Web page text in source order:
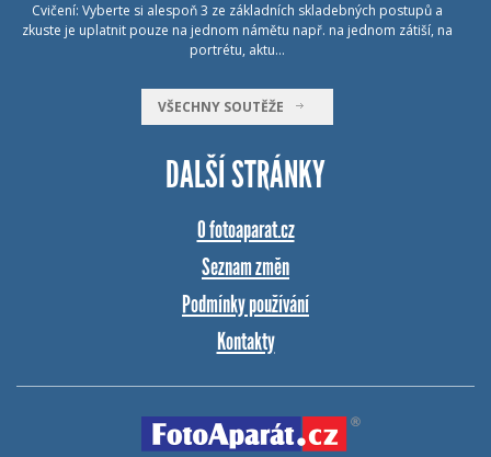
Cvičení: Vyberte si alespoň 3 ze základních skladebných postupů a
zkuste je uplatnit pouze na jednom námětu např. na jednom zátiší, na
portrétu, aktu…
VŠECHNY SOUTĚŽE
DALŠÍ STRÁNKY
O fotoaparat.cz
Seznam změn
Podmínky používání
Kontakty